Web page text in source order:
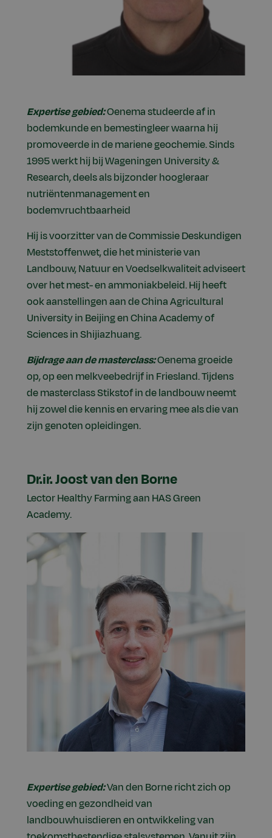
Expertise gebied:Oenema studeerde af in
bodemkunde en bemestingleer waarna hij
promoveerde in de mariene geochemie. Sinds
1995 werkt hij bij Wageningen University &
Research, deels als bijzonder hoogleraar
nutriëntenmanagement en
bodemvruchtbaarheid
Hij is voorzitter van de Commissie Deskundigen
Meststoffenwet, die het ministerie van
Landbouw, Natuur en Voedselkwaliteit adviseert
over het mest- en ammoniakbeleid. Hij heeft
ook aanstellingen aan de China Agricultural
University in Beijing en China Academy of
Sciences in Shijiazhuang.
Bijdrage aan de masterclass:Oenema groeide
op, op een melkveebedrijf in Friesland. Tijdens
de masterclass Stikstof in de landbouw neemt
hij zowel die kennis en ervaring mee als die van
zijn genoten opleidingen.
Dr.ir. Joost van den Borne
Lector Healthy Farming aan HAS Green
Academy.
Expertise gebied:Van den Borne richt zich op
voeding en gezondheid van
landbouwhuisdieren en ontwikkeling van